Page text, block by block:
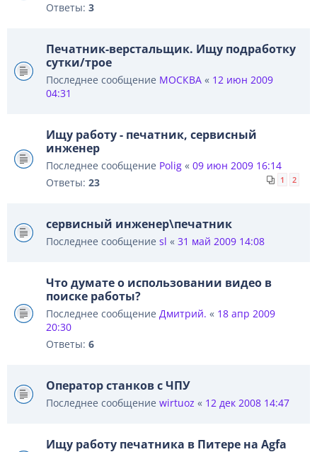
Ответы: 3
Печатник-верстальщик. Ищу подработку
сутки/трое
Последнее сообщение МОСКВА « 12 июн 2009
04:31
Ищу работу - печатник, сервисный
инженер
Последнее сообщение Polig « 09 июн 2009 16:14
Ответы: 23 1 2
сервисный инженер\печатник
Последнее сообщение sl « 31 май 2009 14:08
Что думате о использовании видео в
поиске работы?
Последнее сообщение Дмитрий. « 18 апр 2009
20:30
Ответы: 6
Оператор станков с ЧПУ
Последнее сообщение wirtuoz « 12 дек 2008 14:47
Ищу работу печатника в Питере на Agfa